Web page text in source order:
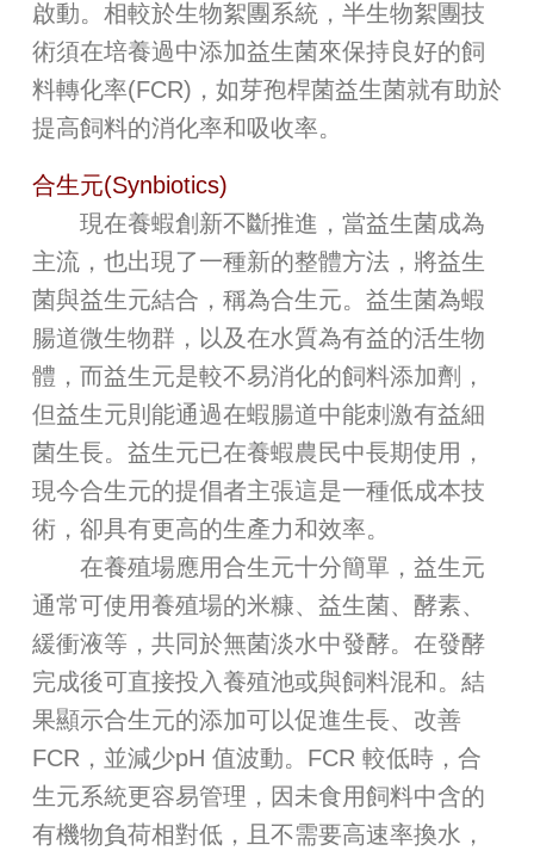
啟動。相較於生物絮團系統，半生物絮團技
術須在培養過中添加益生菌來保持良好的飼
料轉化率(FCR)，如芽孢桿菌益生菌就有助於
提高飼料的消化率和吸收率。
合生元(Synbiotics)
現在養蝦創新不斷推進，當益生菌成為
主流，也出現了一種新的整體方法，將益生
菌與益生元結合，稱為合生元。益生菌為蝦
腸道微生物群，以及在水質為有益的活生物
體，而益生元是較不易消化的飼料添加劑，
但益生元則能通過在蝦腸道中能刺激有益細
菌生長。益生元已在養蝦農民中長期使用，
現今合生元的提倡者主張這是一種低成本技
術，卻具有更高的生產力和效率。
在養殖場應用合生元十分簡單，益生元
通常可使用養殖場的米糠、益生菌、酵素、
緩衝液等，共同於無菌淡水中發酵。在發酵
完成後可直接投入養殖池或與飼料混和。結
果顯示合生元的添加可以促進生長、改善
FCR，並減少pH 值波動。FCR 較低時，合
生元系統更容易管理，因未食用飼料中含的
有機物負荷相對低，且不需要高速率換水，